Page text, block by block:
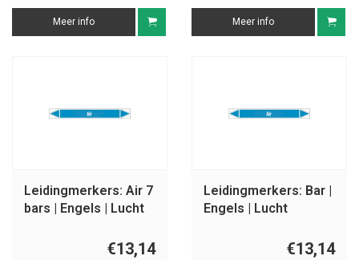
Meer info Meer info
Leidingmerkers: Air 7
bars | Engels | Lucht
€13,14
Leidingmerkers: Bar |
Engels | Lucht
€13,14